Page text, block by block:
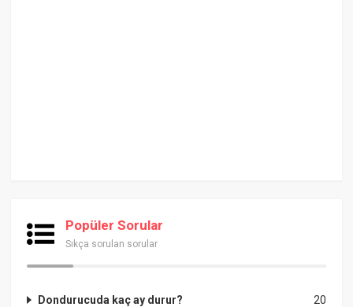
Popüler Sorular
Sıkça sorulan sorular
20
Dondurucuda kaç ay durur?